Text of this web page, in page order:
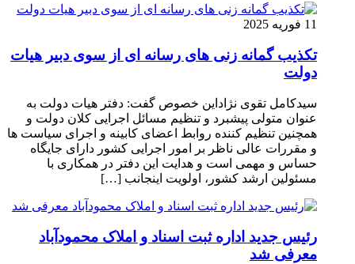
11 فوریه 2025
تکذیب گمانه زنی های رسانه ای از سوی دبیر هیات
دولت
سیدکامل تقوی نژاداین خصوص گفت: دفتر هیات دولت به
عنوان متولی پیشبرد و تنظیم مسائل اجرایی کلان دولت و
همچنین تنظیم کننده روابط اعضای کابینه و اجرای سیاست ها
و مقررات عالی ناظر بر امور اجرایی کشور دارای جایگاه
حساس و مهمی است و هدایت این دفتر در همکاری با
مسئولین ارشد کشور، اولویت اینجانب […]
رئیس جدید اداره ثبت اسناد و املاک محمودآباد
معرفی شد